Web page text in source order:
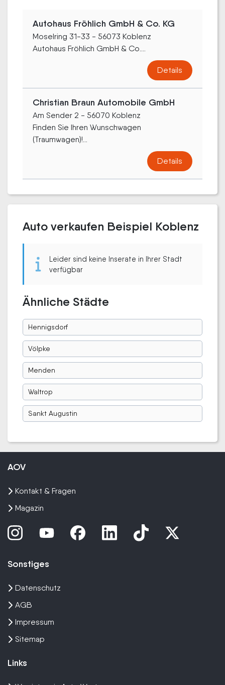
Autohaus Fröhlich GmbH & Co. KG
Moselring 31-33 - 56073 Koblenz
Autohaus Fröhlich GmbH & Co....
Details
Christian Braun Automobile GmbH
Am Sender 2 - 56070 Koblenz
Finden Sie Ihren Wunschwagen
(Traumwagen)!...
Details
Auto verkaufen Beispiel Koblenz
Leider sind keine Inserate in Ihrer Stadt
verfügbar
Ähnliche Städte
Hennigsdorf
Völpke
Menden
Waltrop
Sankt Augustin
AOV
Kontakt & Fragen
Magazin
Sonstiges
Datenschutz
AGB
Impressum
Sitemap
Links